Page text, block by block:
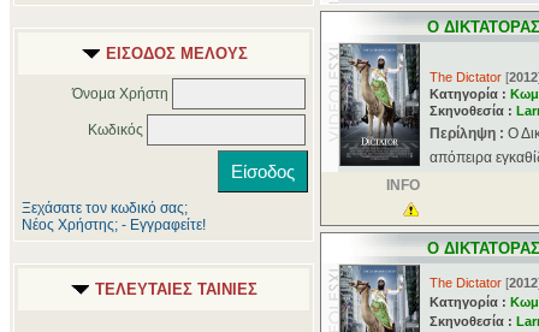
ΕΙΣΟΔΟΣ ΜΕΛΟΥΣ
Όνομα Χρήστη
Κωδικός
Ξεχάσατε τον κωδικό σας;
Νέος Χρήστης; - Εγγραφείτε!
ΤΕΛΕΥΤΑΙΕΣ ΤΑΙΝΙΕΣ
Ο ΔΙΚΤΑΤΟΡΑΣ
The Dictator [2012
Κατηγορία :
Σκηνοθεσία :
Περίληψη : Ο
απόπειρα
INFO
Ο ΔΙΚΤΑΤΟΡΑΣ
The Dictator [2012
Κατηγορία :
Σκηνοθεσία :